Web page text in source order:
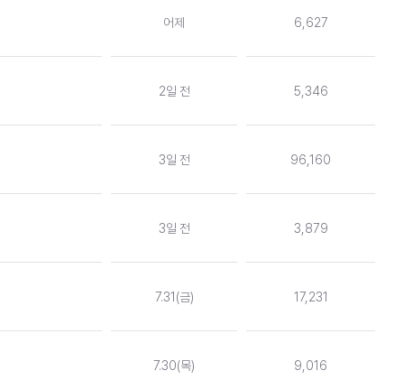
어제 6,627
2일 전 5,346
3일 전 96,160
3일 전 3,879
7.31(금) 17,231
7.30(목) 9,016